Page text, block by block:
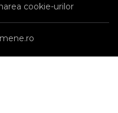
cookie-urilor